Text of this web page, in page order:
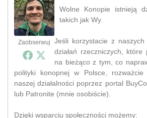
Zaobserwuj
Wolne Konopie istnieją
takich jak Wy.
Jeśli korzystacie z naszych
działań rzeczniczych,
na bieżąco z tym, co
polityki konopnej w Polsce, rozważcie
naszej działalności poprzez portal
lub Patronite (mnie osobiście).
Dzięki wsparciu społeczności możemy: